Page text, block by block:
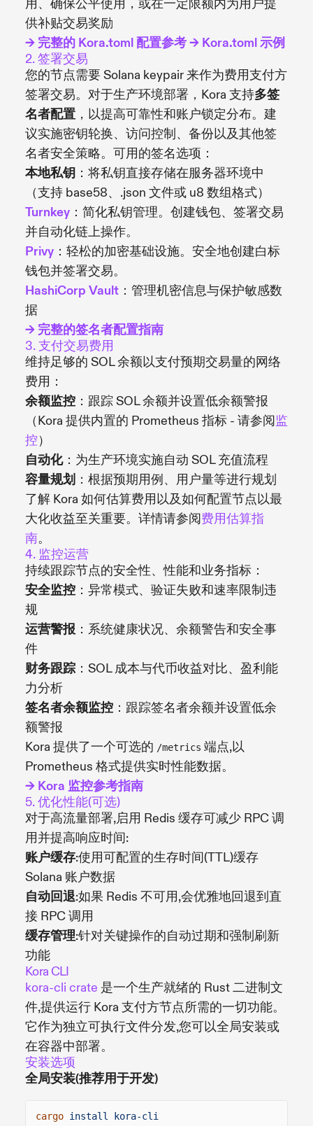
用、确保公平使用，或在一定限额内为用户提
供补贴交易奖励
→ 完整的 Kora.toml 配置参考→ Kora.toml 示例
2. 签署交易
您的节点需要 Solana keypair 来作为费用支付方
签署交易。对于生产环境部署，Kora 支持多签
名者配置 ，以提高可靠性和账户锁定分布。建
议实施密钥轮换、访问控制、备份以及其他签
名者安全策略。可用的签名选项：
本地私钥 ：将私钥直接存储在服务器环境中
（支持 base58、.json 文件或 u8 数组格式）
Turnkey ：简化私钥管理。创建钱包、签署交易
并自动化链上操作。
Privy ：轻松的加密基础设施。安全地创建白标
钱包并签署交易。
HashiCorp Vault ：管理机密信息与保护敏感数
据
→ 完整的签名者配置指南
3. 支付交易费用
维持足够的 SOL 余额以支付预期交易量的网络
费用：
余额监控 ：跟踪 SOL 余额并设置低余额警报
（Kora 提供内置的 Prometheus 指标 - 请参阅监
控）
自动化：为生产环境实施自动 SOL 充值流程
容量规划 ：根据预期用例、用户量等进行规划
了解 Kora 如何估算费用以及如何配置节点以最
大化收益至关重要。详情请参阅费用估算指
南。
4. 监控运营
持续跟踪节点的安全性、性能和业务指标：
安全监控 ：异常模式、验证失败和速率限制违
规
运营警报：系统健康状况、余额警告和安全事
件
财务跟踪 ：SOL 成本与代币收益对比、盈利能
力分析
签名者余额监控 ：跟踪签名者余额并设置低余
额警报
Kora 提供了一个可选的 /metrics 端点,以
Prometheus 格式提供实时性能数据。
→ Kora 监控参考指南
5. 优化性能(可选)
对于高流量部署,启用 Redis 缓存可减少 RPC 调
用并提高响应时间:
账户缓存:使用可配置的生存时间(TTL)缓存
Solana 账户数据
自动回退:如果 Redis 不可用,会优雅地回退到直
接 RPC 调用
缓存管理:针对关键操作的自动过期和强制刷新
功能
Kora CLI
kora-cli crate 是一个生产就绪的 Rust 二进制文
件,提供运行 Kora 支付方节点所需的一切功能。
它作为独立可执行文件分发,您可以全局安装或
在容器中部署。
安装选项
全局安装(推荐用于开发)
cargo install kora-cli